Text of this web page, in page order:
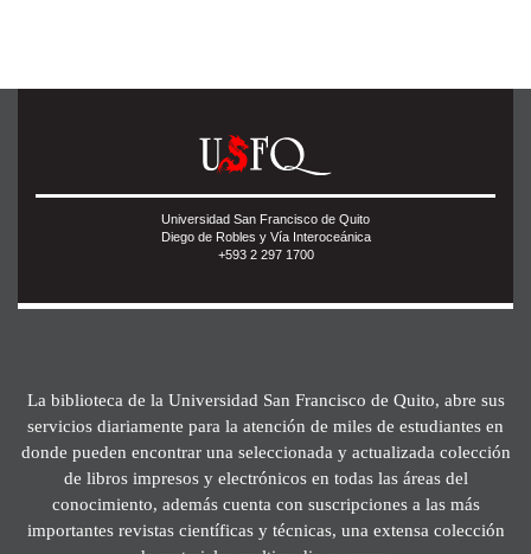
Universidad San Francisco de Quito
Diego de Robles y Vía Interoceánica
+593 2 297 1700
La biblioteca de la Universidad San Francisco de Quito, abre sus
servicios diariamente para la atención de miles de estudiantes en
donde pueden encontrar una seleccionada y actualizada colección
de libros impresos y electrónicos en todas las áreas del
conocimiento, además cuenta con suscripciones a las más
importantes revistas científicas y técnicas, una extensa colección